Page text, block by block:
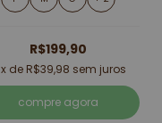
R$199,90
x de R$39,98 sem juros
compre agora